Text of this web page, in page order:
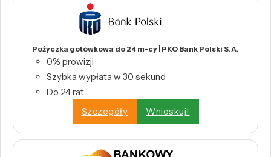
Pożyczka gotówkowa do 24 m-cy | PKO Bank Polski S.A.
0% prowizji
Szybka wypłata w 30 sekund
Do 24 rat
Szczegóły
Wnioskuj!